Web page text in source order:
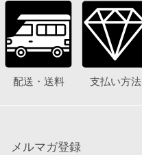
配送・送料 支払い方法
メルマガ登録